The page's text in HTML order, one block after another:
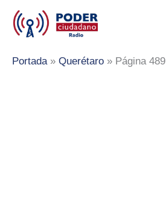
contenido
Portada» Querétaro » Página 489